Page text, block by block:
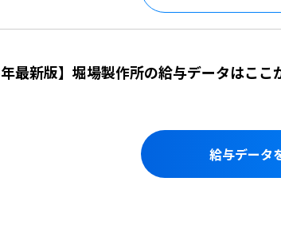
最新版】堀場製作所の給与データはここ
給与データ